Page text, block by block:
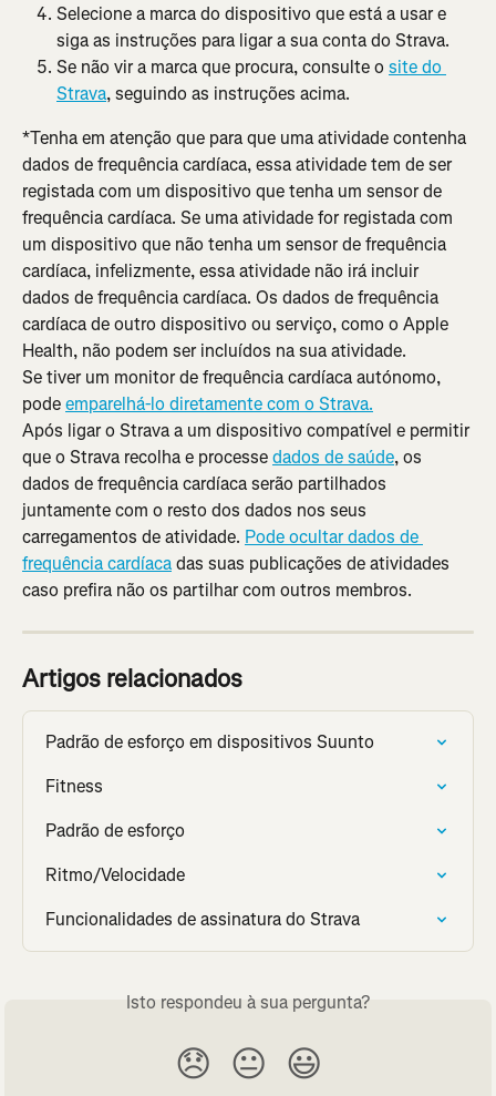
Selecione a marca do dispositivo que está a usar e
siga as instruções para ligar a sua conta do Strava.
Se não vir a marca que procura, consulte o site do
Strava, seguindo as instruções acima.
*Tenha em atenção que para que uma atividade contenha
dados de frequência cardíaca, essa atividade tem de ser
registada com um dispositivo que tenha um sensor de
frequência cardíaca. Se uma atividade for registada com
um dispositivo que não tenha um sensor de frequência
cardíaca, infelizmente, essa atividade não irá incluir
dados de frequência cardíaca. Os dados de frequência
cardíaca de outro dispositivo ou serviço, como o Apple
Health, não podem ser incluídos na sua atividade.
Se tiver um monitor de frequência cardíaca autónomo,
pode emparelhá-lo diretamente com o Strava.
Após ligar o Strava a um dispositivo compatível e permitir
que o Strava recolha e processe dados de saúde, os
dados de frequência cardíaca serão partilhados
juntamente com o resto dos dados nos seus
carregamentos de atividade. Pode ocultar dados de
frequência cardíaca das suas publicações de atividades
caso prefira não os partilhar com outros membros.
Artigos relacionados
Padrão de esforço em dispositivos Suunto
Fitness
Padrão de esforço
Ritmo/Velocidade
Funcionalidades de assinatura do Strava
Isto respondeu à sua pergunta?
😞 😐 😃